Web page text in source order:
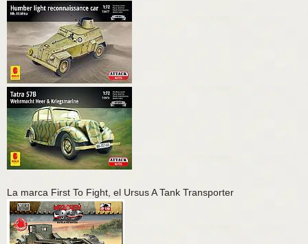
La marca First To Fight, el Ursus A Tank Transporter